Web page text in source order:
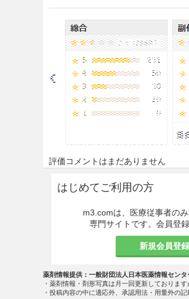
8.2吸入によ
空気を吸わ
8.3
吸入によ
吸入を行うこ
8.4
腹腔鏡下
際は，該当医
適用上の注意
14.1 薬剤調
14.1.1 本品
14.1.2容器
14.1.3
容器
防止する
る。
14.1.4容器
評価コメントはまだありません
はじめてご利用の方
m3.comは、医療従事者の
専門サイトです。会員登録
新規会員登録
薬剤情報提供：一般財団法人日本医薬情報セン
・薬剤情報・剤形写真は月一回更新しておりま
・投稿内容の中に適応外、承認用法・用量外の